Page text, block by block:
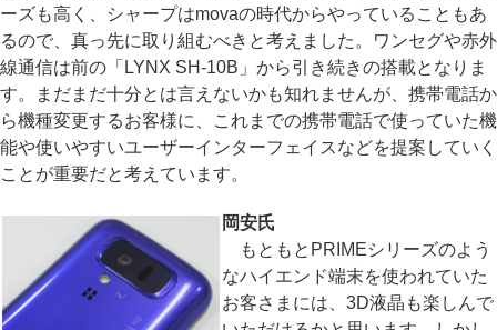
ーズも高く、シャープはmovaの時代からやっていることもあ
るので、真っ先に取り組むべきと考えました。ワンセグや赤外
線通信は前の「LYNX SH-10B」から引き続きの搭載となりま
す。まだまだ十分とは言えないかも知れませんが、携帯電話か
ら機種変更するお客様に、これまでの携帯電話で使っていた機
能や使いやすいユーザーインターフェイスなどを提案していく
ことが重要だと考えています。
岡安氏
もともとPRIMEシリーズのよう
なハイエンド端末を使われていた
お客さまには、3D液晶も楽しんで